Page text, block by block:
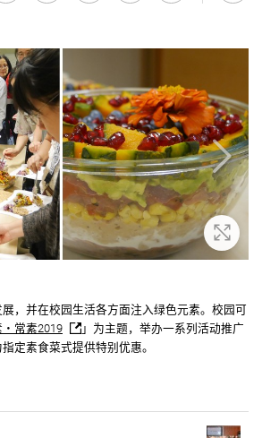
放大
，并在校园生活各方面注入绿色元素。校园可
・常素2019
」为主题，举办一系列活动推广
定素食菜式提供特别优惠。